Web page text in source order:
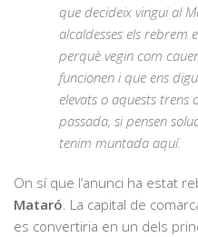
que decideix vingui al
alcaldesses els rebrem
perquè vegin com
funcionen i que ens
elevats o aquests trens
passada, si pensen
tenim muntada aquí.
On sí que l’anunci ha estat
Mataró . La capital de
es convertiria en un dels